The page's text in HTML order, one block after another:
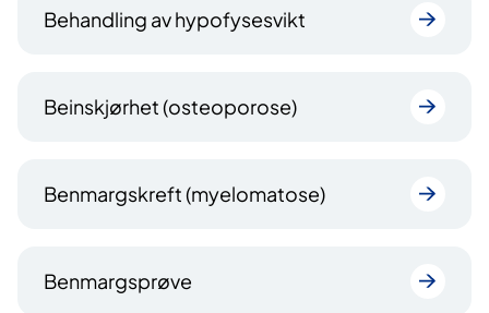
Behandling av hypofysesvikt
Beinskjørhet (osteoporose)
Benmargskreft (myelomatose)
Benmargsprøve